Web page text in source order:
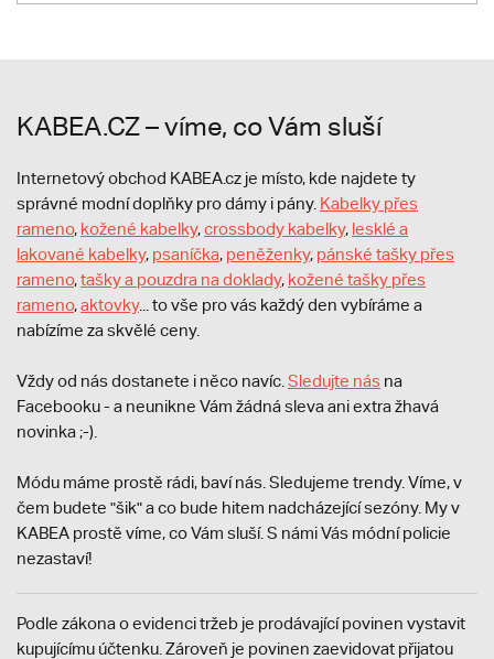
KABEA.CZ – víme, co Vám sluší
Internetový obchod KABEA.cz je místo, kde najdete ty
správné modní doplňky pro dámy i pány. Kabelky přes
rameno, kožené kabelky,crossbody kabelky, lesklé a
lakované kabelky, psaníčka, peněženky, pánské tašky přes
rameno,tašky a pouzdra na doklady, kožené tašky přes
rameno,aktovky... to vše pro vás každý den vybíráme a
nabízíme za skvělé ceny.
Vždy od nás dostanete i něco navíc. Sledujte nás na
Facebooku - a neunikne Vám žádná sleva ani extra žhavá
novinka ;-).
Módu máme prostě rádi, baví nás. Sledujeme trendy. Víme, v
čem budete "šik" a co bude hitem nadcházející sezóny. My v
KABEA prostě víme, co Vám sluší. S námi Vás módní policie
nezastaví!
Podle zákona o evidenci tržeb je prodávající povinen vystavit
kupujícímu účtenku. Zároveň je povinen zaevidovat přijatou